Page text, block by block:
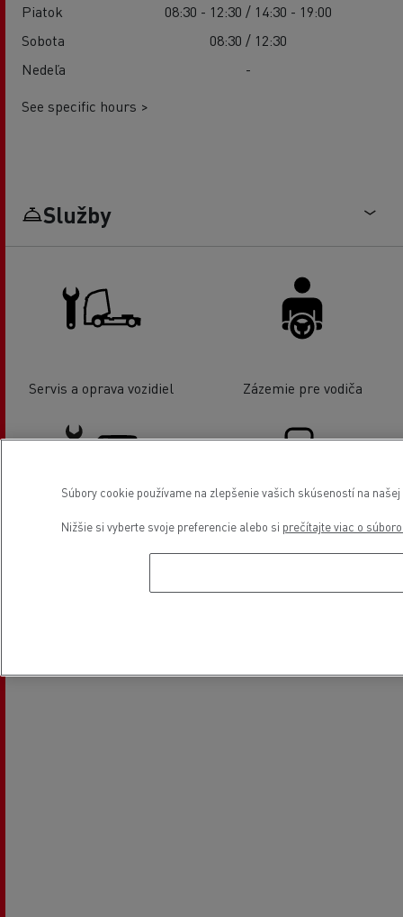
Piatok
08:30 - 12:30 / 14:30 - 19:00
Sobota
08:30 / 12:30
Nedeľa
-
See specific hours >
Služby
Servis a oprava vozidiel Zázemie pre vodiča
Servis a oprava ľahkých
Financovanie
Súbory cookie používame na zlepšenie vašich skúseností na
Nižšie si vyberte svoje preferencie alebo si prečítajte viac o